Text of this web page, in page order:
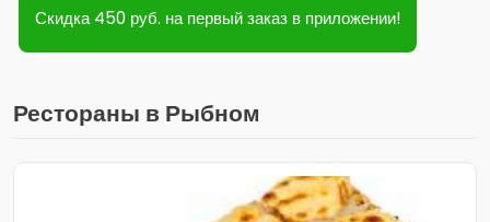
Скидка 450 руб. на первый заказ в приложении!
Рестораны в Рыбном